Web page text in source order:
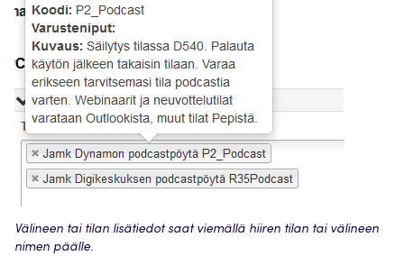
Välineen tai tilan lisätiedot saat viemällä hiiren tilan tai välineen
nimen päälle.